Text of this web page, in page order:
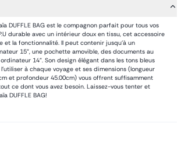
DUFFLE BAG est le compagnon parfait pour tous vos
durable avec un intérieur doux en tissu, cet accessoire
et la fonctionnalité. Il peut contenir jusqu'à un
15", une pochette amovible, des documents au
14". Son design élégant dans les tons bleus
à chaque voyage et ses dimensions (longueur
et profondeur 45.00cm) vous offrent suffisamment
ce dont vous avez besoin. Laissez-vous tenter et
DUFFLE BAG!